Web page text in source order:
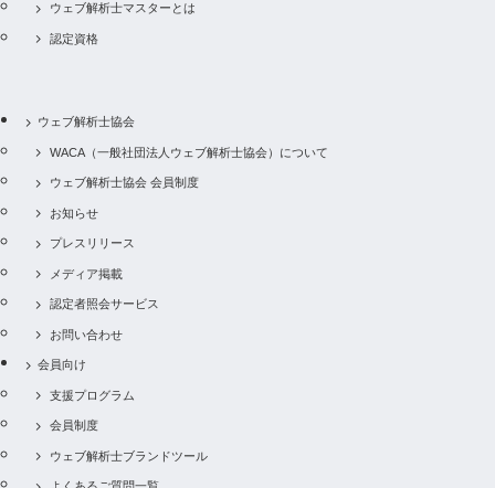
ウェブ解析士マスターとは
認定資格
ウェブ解析士協会
WACA（一般社団法人ウェブ解析士協会）について
ウェブ解析士協会 会員制度
お知らせ
プレスリリース
メディア掲載
認定者照会サービス
お問い合わせ
会員向け
支援プログラム
会員制度
ウェブ解析士ブランドツール